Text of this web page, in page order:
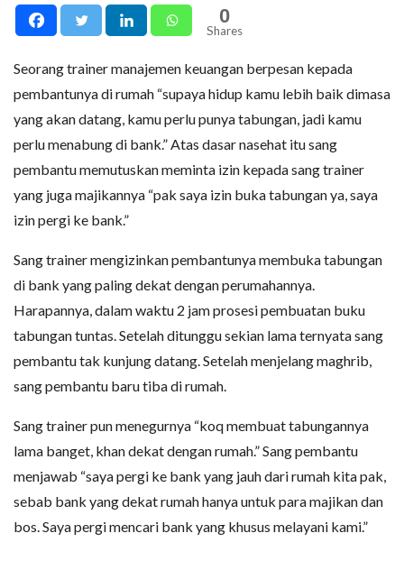
0
Shares
Seorang trainer manajemen keuangan berpesan kepada
pembantunya di rumah “supaya hidup kamu lebih baik dimasa
yang akan datang, kamu perlu punya tabungan, jadi kamu
perlu menabung di bank.” Atas dasar nasehat itu sang
pembantu memutuskan meminta izin kepada sang trainer
yang juga majikannya “pak saya izin buka tabungan ya, saya
izin pergi ke bank.”
Sang trainer mengizinkan pembantunya membuka tabungan
di bank yang paling dekat dengan perumahannya.
Harapannya, dalam waktu 2 jam prosesi pembuatan buku
tabungan tuntas. Setelah ditunggu sekian lama ternyata sang
pembantu tak kunjung datang. Setelah menjelang maghrib,
sang pembantu baru tiba di rumah.
Sang trainer pun menegurnya “koq membuat tabungannya
lama banget, khan dekat dengan rumah.” Sang pembantu
menjawab “saya pergi ke bank yang jauh dari rumah kita pak,
sebab bank yang dekat rumah hanya untuk para majikan dan
bos. Saya pergi mencari bank yang khusus melayani kami.”